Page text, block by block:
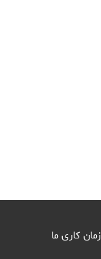
زمان کاری ما